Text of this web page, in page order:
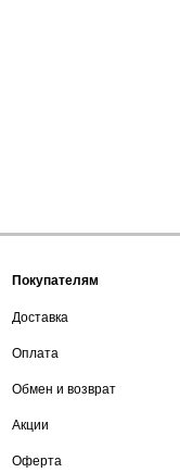
Покупателям
Доставка
Оплата
Обмен и возврат
Акции
Оферта